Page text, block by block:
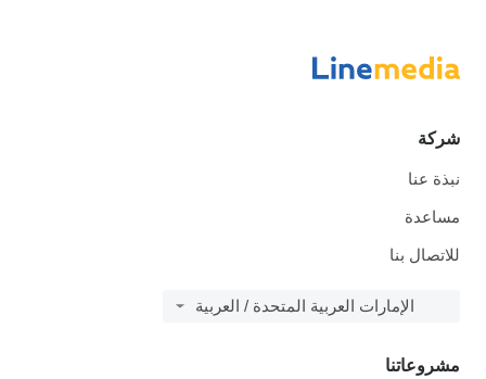
شركة
نبذة عنا
مساعدة
للاتصال بنا
الإمارات العربية المتحدة / العربية
مشروعاتنا